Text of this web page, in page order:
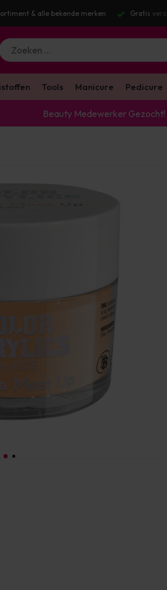
v.a. €100 excl. BTW Voor 16:00
Tools Manicure Pedicure
Beauty Medewerker Gezocht!